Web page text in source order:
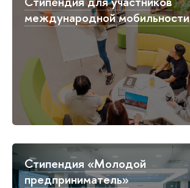
международной мобильности
Стипендия «Молодой
предприниматель»